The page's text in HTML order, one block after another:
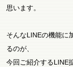
思います。
そんなLINEの機能に
るのが、
今回ご紹介するLINE